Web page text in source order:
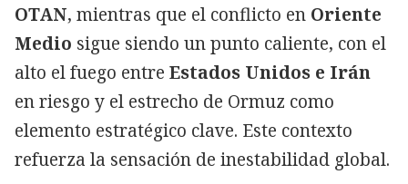
OTAN, mientras que el conflicto en Oriente
Medio sigue siendo un punto caliente, con el
alto el fuego entre Estados Unidos e Irán
en riesgo y el estrecho de Ormuz como
elemento estratégico clave. Este contexto
refuerza la sensación de inestabilidad global.